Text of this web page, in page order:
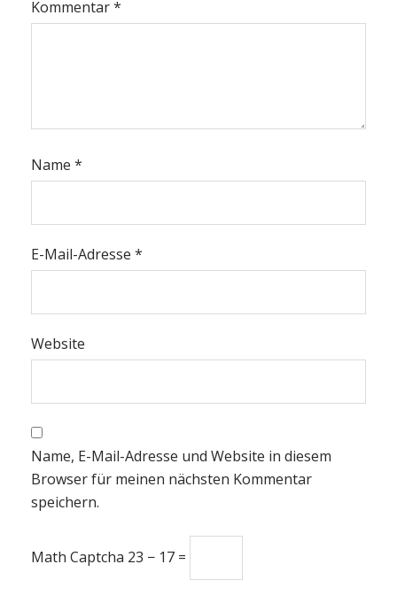
Kommentar*
Name *
E-Mail-Adresse *
Website
Name, E-Mail-Adresse und Website in diesem
Browser für meinen nächsten Kommentar
speichern.
Math Captcha 23 − 17 =